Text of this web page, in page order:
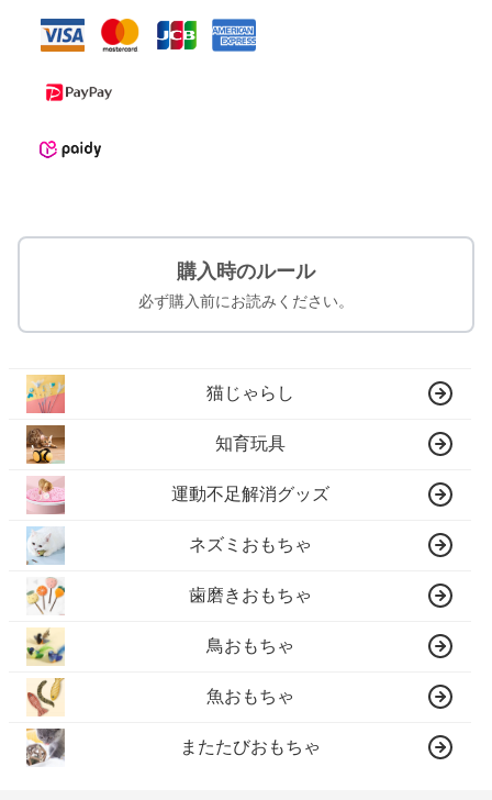
購入時のルール
必ず購入前にお読みください。
猫じゃらし
知育玩具
運動不足解消グッズ
ネズミおもちゃ
歯磨きおもちゃ
鳥おもちゃ
魚おもちゃ
またたびおもちゃ